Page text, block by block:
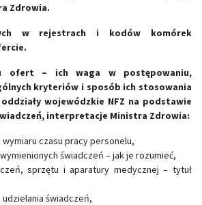
Zdrowia.
w rejestrach i kodów komórek
ofert – ich waga w postępowaniu,
kryteriów i sposób ich stosowania
wojewódzkie NFZ na podstawie
interpretacje Ministra Zdrowia:
czasu pracy personelu,
świadczeń – jak je rozumieć,
sprzętu i aparatury medycznej – tytuł
świadczeń,